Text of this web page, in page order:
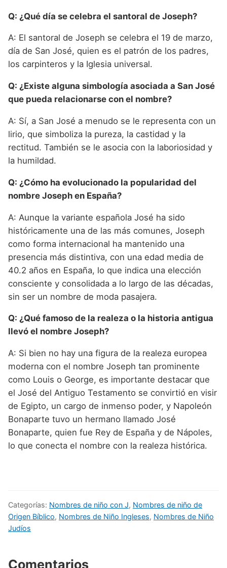
Q: ¿Qué día se celebra el santoral de Joseph?
A: El santoral de Joseph se celebra el 19 de marzo,
día de San José, quien es el patrón de los padres,
los carpinteros y la Iglesia universal.
Q: ¿Existe alguna simbología asociada a San José
que pueda relacionarse con el nombre?
A: Sí, a San José a menudo se le representa con un
lirio, que simboliza la pureza, la castidad y la
rectitud. También se le asocia con la laboriosidad y
la humildad.
Q: ¿Cómo ha evolucionado la popularidad del
nombre Joseph en España?
A: Aunque la variante española José ha sido
históricamente una de las más comunes, Joseph
como forma internacional ha mantenido una
presencia más distintiva, con una edad media de
40.2 años en España, lo que indica una elección
consciente y consolidada a lo largo de las décadas,
sin ser un nombre de moda pasajera.
Q: ¿Qué famoso de la realeza o la historia antigua
llevó el nombre Joseph?
A: Si bien no hay una figura de la realeza europea
moderna con el nombre Joseph tan prominente
como Louis o George, es importante destacar que
el José del Antiguo Testamento se convirtió en visir
de Egipto, un cargo de inmenso poder, y Napoleón
Bonaparte tuvo un hermano llamado José
Bonaparte, quien fue Rey de España y de Nápoles,
lo que conecta el nombre con la realeza histórica.
Categorías: Nombres de niño con J, Nombres de niño de
Origen Bíblico, Nombres de Niño Ingleses, Nombres de Niño
Judíos
Comentarios